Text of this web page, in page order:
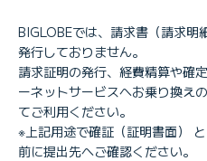
BIGLOBEでは、請求書（請求明
発行しておりません。
請求証明の発行、経費精算や確
ーネットサービスへお乗り換え
てご利用ください。
※上記用途で確証（証明書面）
前に提出先へご確認ください。